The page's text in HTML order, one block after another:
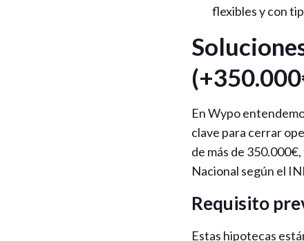
flexibles y con
En Wypo
clave para cerrar
de más de
Nacional según el
Requisito
Estas hipotecas